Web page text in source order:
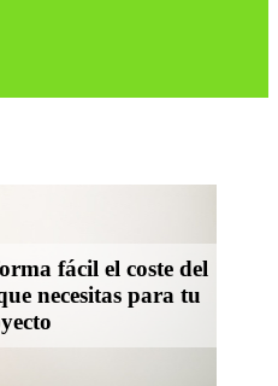
fácil el coste del
necesitas para tu